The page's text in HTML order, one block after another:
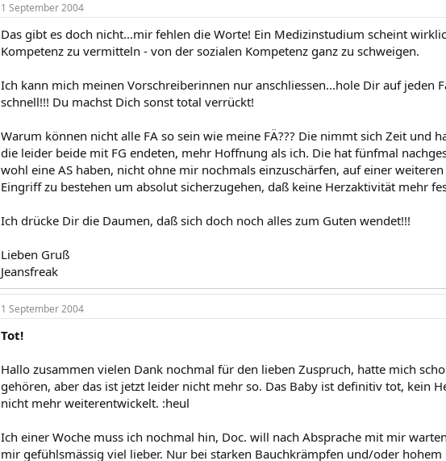
1 September 2004
Das gibt es doch nicht...mir fehlen die Worte! Ein Medizinstudium scheint
Kompetenz zu vermitteln - von der sozialen Kompetenz ganz zu schweigen.
Ich kann mich meinen Vorschreiberinnen nur anschliessen...hole Dir auf jeden
schnell!!! Du machst Dich sonst total verrückt!
Warum können nicht alle FA so sein wie meine FÄ??? Die nimmt sich Zeit und
die leider beide mit FG endeten, mehr Hoffnung als ich. Die hat fünfmal
wohl eine AS haben, nicht ohne mir nochmals einzuschärfen, auf einer
Eingriff zu bestehen um absolut sicherzugehen, daß keine Herzaktivität mehr
Ich drücke Dir die Daumen, daß sich doch noch alles zum Guten wendet!!!
Lieben Gruß
Jeansfreak
1 September 2004
Tot!
Hallo zusammen vielen Dank nochmal für den lieben Zuspruch, hatte mich
gehören, aber das ist jetzt leider nicht mehr so. Das Baby ist definitiv tot, kein
nicht mehr weiterentwickelt. :heul
Ich einer Woche muss ich nochmal hin, Doc. will nach Absprache mit mir
mir gefühlsmässig viel lieber. Nur bei starken Bauchkrämpfen und/oder